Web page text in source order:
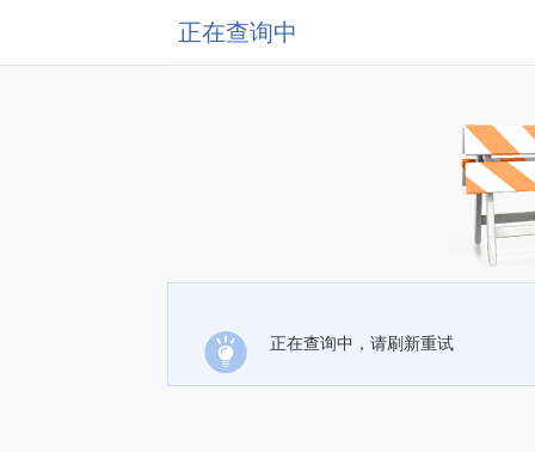
正在查询中
正在查询中，请刷新重试